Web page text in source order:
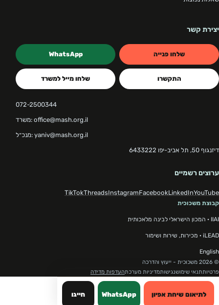
יצירת קשר
שלחו פנייה WhatsApp
התקשרו שלחו מייל למשרד
072-2500344
משרד: office@mash.org.il
מנכ״ל: yaniv@mash.org.il
דיזנגוף 50, תל אביב-יפו 6433222
ערוצים רשמיים
YouTube
LinkedIn
Facebook
Instagram
Threads
TikTok
קבוצת משכוכית
IIAI · המכון הישראלי לבינה מלאכותית
iLEAD · מכירות, שירות ושימור
English
© 2026 משכוכית - ייעוץ והדרכה
פרטיותתנאי שימושנגישותמדיניות מערכתהעדפות מדידה
לתיאום שיחת אפיון WhatsApp חייגו